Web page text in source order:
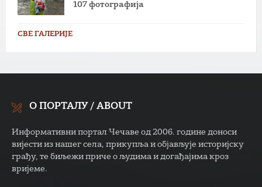
107 фотографија
СВЕ ГАЛЕРИЈЕ
О ПОРТАЛУ / ABOUT
Информативни портал Чечаве од 2006. године доноси
вијести из нашег села, прикупља и објављује историјску
грађу, те биљежи приче о људима и догађајима кроз
вријеме.